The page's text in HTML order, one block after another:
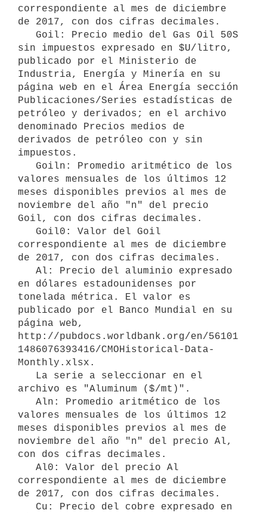
correspondiente al mes de diciembre
de 2017, con dos cifras decimales.
sin impuestos expresado en $U/litro,
publicado por el Ministerio de
Industria, Energía y Minería en su
página web en el Área Energía sección
Publicaciones/Series estadísticas de
petróleo y derivados; en el archivo
denominado Precios medios de
derivados de petróleo con y sin
impuestos.
valores mensuales de los últimos 12
meses disponibles previos al mes de
noviembre del año "n" del precio
Goil, con dos cifras decimales.
correspondiente al mes de diciembre
de 2017, con dos cifras decimales.
en dólares estadounidenses por
tonelada métrica. El valor es
publicado por el Banco Mundial en su
página web,
http://pubdocs.worldbank.org/en/56101
1486076393416/CMOHistorical-Data-
Monthly.xlsx.
archivo es "Aluminum ($/mt)".
valores mensuales de los últimos 12
meses disponibles previos al mes de
noviembre del año "n" del precio Al,
con dos cifras decimales.
correspondiente al mes de diciembre
de 2017, con dos cifras decimales.